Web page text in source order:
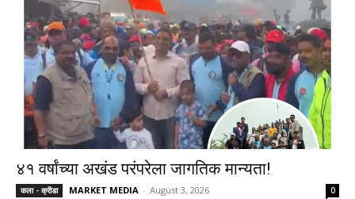
४१ वर्षांच्या अखंड परंपरेला जागतिक मान्यता!
कला - क्रीडा MARKET MEDIA - August 3, 2026 0